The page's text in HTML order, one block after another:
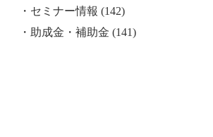
セミナー情報 (142)
助成金・補助金 (141)